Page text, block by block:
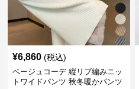
¥6,860 (税込)
ベージュコーデ 縦リブ編みニッ
トワイドパンツ 秋冬暖かパンツ